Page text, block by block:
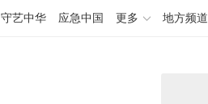
守艺中华 应急中国 更多 地方频道